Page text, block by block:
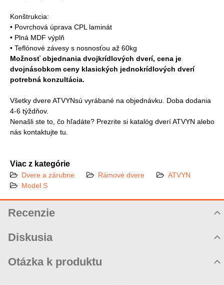
Konštrukcia:
• Povrchová úprava CPL laminát
• Plná MDF výplň
• Teflónové závesy s nosnosťou až 60kg
Možnosť objednania dvojkrídlových dverí, cena je
dvojnásobkom ceny klasických jednokrídlových dverí
potrebná konzultácia.
Všetky dvere ATVYNsú vyrábané na objednávku. Doba dodania
4-6 týždňov.
Nenašli ste to, čo hľadáte? Prezrite si katalóg dverí ATVYN alebo
nás kontaktujte tu.
Viac z kategórie
Dvere a zárubne Rámové dvere
ATVYN
Model S
Recenzie
Diskusia
Zatiaľ nie sú žiadne komentáre! Buďte prvý!
Otázka k produktu